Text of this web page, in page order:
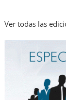
Ver todas las